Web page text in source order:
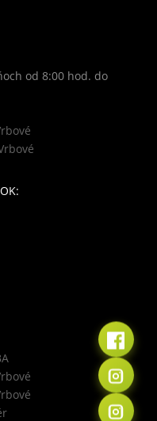
od 8:00 hod. do